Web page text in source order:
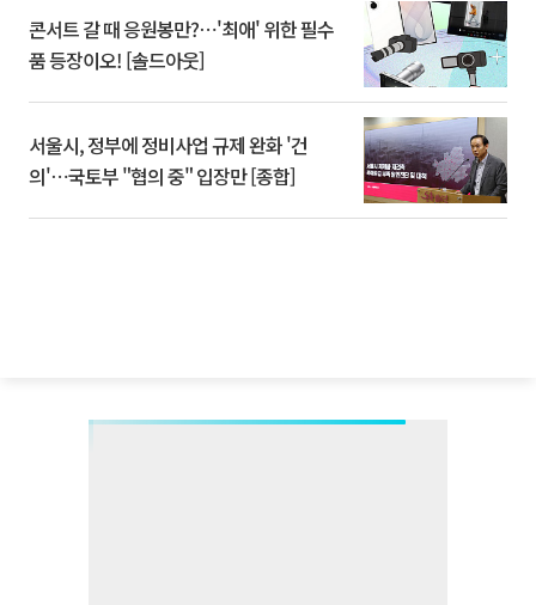
콘서트 갈 때 응원봉만?⋯'최애' 위한 필수
품 등장이오! [솔드아웃]
서울시, 정부에 정비사업 규제 완화 '건
의'⋯국토부 "협의 중" 입장만 [종합]